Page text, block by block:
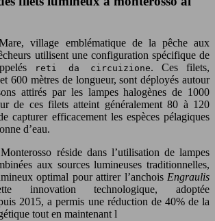
village emblématique de la pêche aux
utilisent une configuration spécifique de
reti da circuizione. Ces filets,
600 mètres de longueur, sont déployés autour
attirés par les lampes halogènes de 1000
de ces filets atteint généralement 80 à 120
capturer efficacement les espèces pélagiques
d’eau.
réside dans l’utilisation de lampes
aux sources lumineuses traditionnelles,
optimal pour attirer l’anchois Engraulis
innovation technologique, adoptée
2015, a permis une réduction de 40% de la
tout en maintenant l